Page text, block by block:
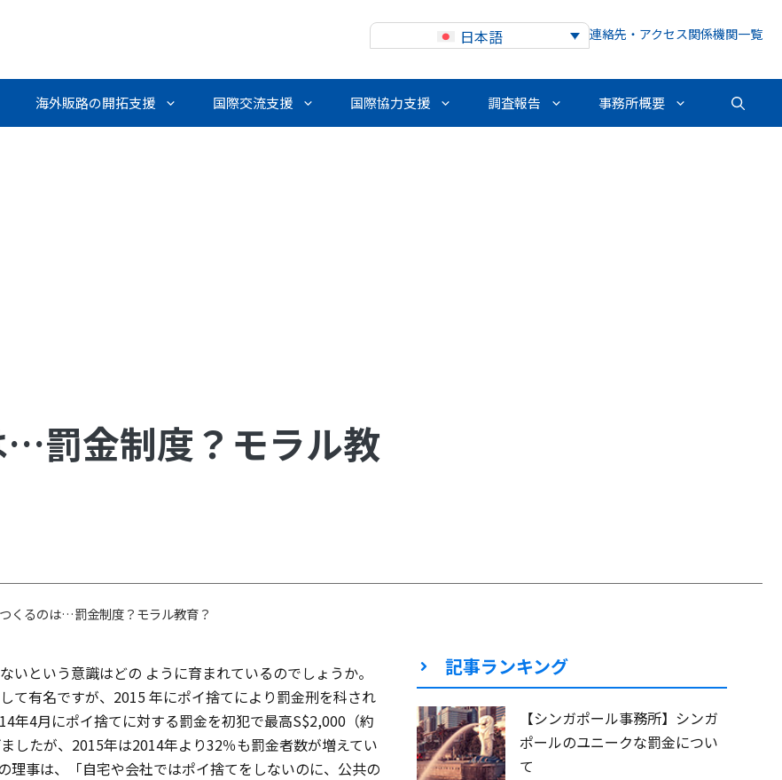
日本語 連絡先・アクセス関係機関一覧
海外販路の開拓支援 国際交流支援 国際協力支援 調査報告 事務所概要
罰金制度？モラル教
くるのは…罰金制度？モラル教育？
という意識はどの ように育まれているのでしょうか。
て有名ですが、2015 年にポイ捨てにより罰金刑を科され
年4月にポイ捨てに対する罰金を初犯で最高S$2,000（約
したが、2015年は2014年より32％も罰金者数が増えてい
理事は、「自宅や会社ではポイ捨てをしないのに、公共の
記事ランキング
【シンガポール事務所】シンガ
ポールのユニークな罰金につい
て